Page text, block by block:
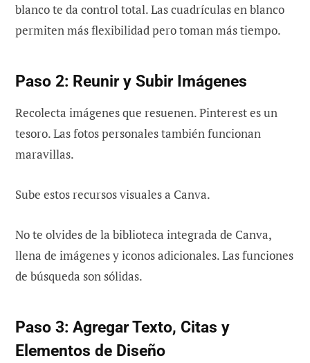
blanco te da control total. Las cuadrículas en blanco
permiten más flexibilidad pero toman más tiempo.
Paso 2: Reunir y Subir Imágenes
Recolecta imágenes que resuenen. Pinterest es un
tesoro. Las fotos personales también funcionan
maravillas.
Sube estos recursos visuales a Canva.
No te olvides de la biblioteca integrada de Canva,
llena de imágenes y iconos adicionales. Las funciones
de búsqueda son sólidas.
Paso 3: Agregar Texto, Citas y
Elementos de Diseño